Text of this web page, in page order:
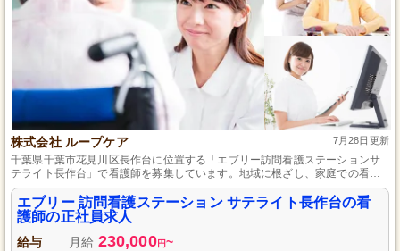
株式会社 ループケア 7月28日更新
千葉県千葉市花見川区長作台に位置する「エブリー訪問看護ステーションサ
テライト長作台」で看護師を募集しています。地域に根ざし、家庭での看護
を通じて患者様に寄り添った質の高い医療サービスを提供するやりがいのあ
るお仕事です。正社員としての安定した雇用形態で、あなたの経験とスキル
を活かして地域医療に貢献しませんか？一緒に温かみのある看護を提供しま
しょう。お気軽にお問い合わせください。
エブリー 訪問看護ステーション サテライト長作台の看
護師の正社員求人
給与 月給 230,000円~